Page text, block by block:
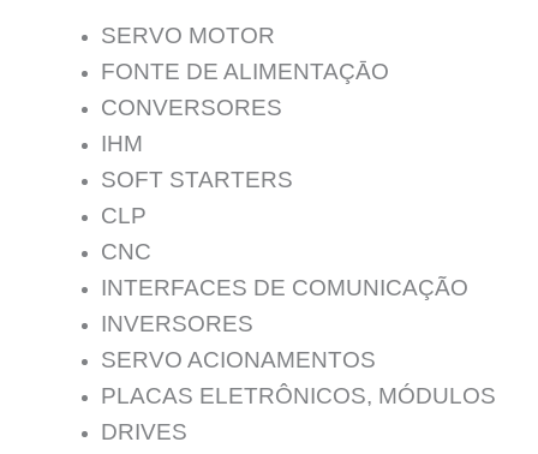
SERVO MOTOR
FONTE DE ALIMENTAÇĀO
CONVERSORES
IHM
SOFT STARTERS
CLP
CNC
INTERFACES DE COMUNICAÇÃO
INVERSORES
SERVO ACIONAMENTOS
PLACAS ELETRÔNICOS, MÓDULOS
DRIVES